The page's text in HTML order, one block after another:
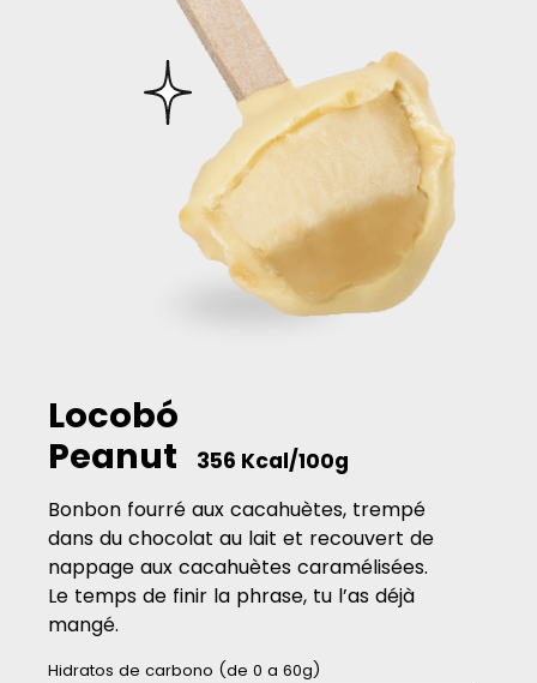
Locobó
Peanut
356 Kcal/100g
Bonbon fourré aux cacahuètes, trempé
dans du chocolat au lait et recouvert de
nappage aux cacahuètes caramélisées.
Le temps de finir la phrase, tu l’as déjà
mangé.
Hidratos de carbono (de 0 a 60g)